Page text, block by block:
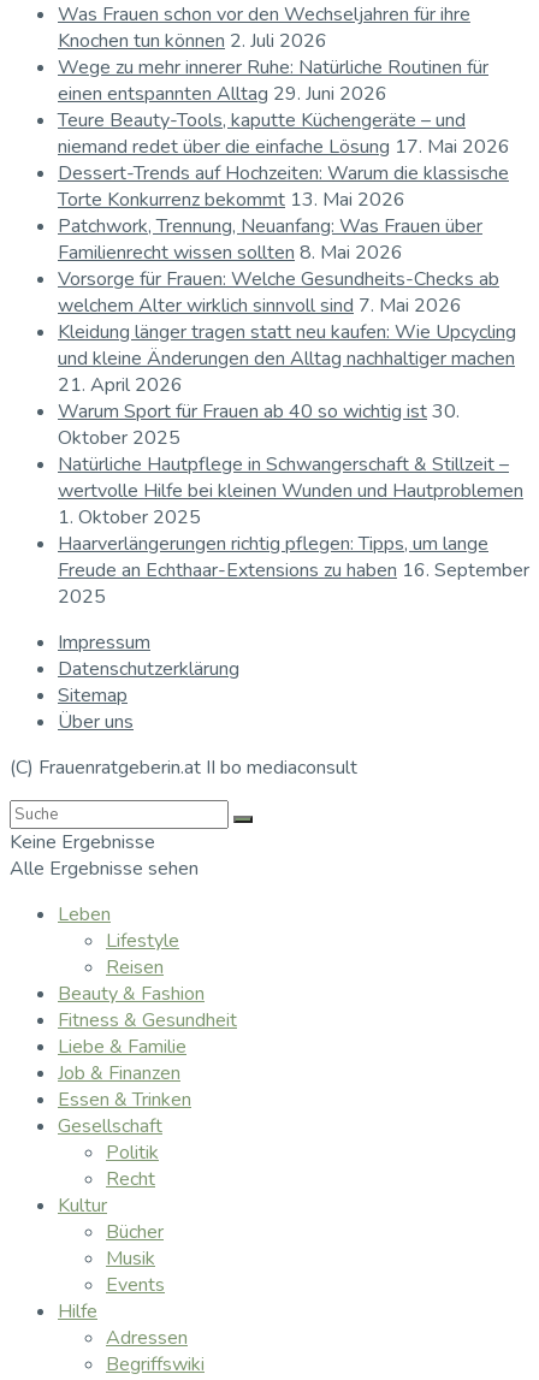
Was Frauen schon vor den Wechseljahren für ihre
Knochen tun können 2. Juli 2026
Wege zu mehr innerer Ruhe: Natürliche Routinen für
einen entspannten Alltag 29. Juni 2026
Teure Beauty-Tools, kaputte Küchengeräte – und
niemand redet über die einfache Lösung 17. Mai 2026
Dessert-Trends auf Hochzeiten: Warum die klassische
Torte Konkurrenz bekommt 13. Mai 2026
Patchwork, Trennung, Neuanfang: Was Frauen über
Familienrecht wissen sollten 8. Mai 2026
Vorsorge für Frauen: Welche Gesundheits-Checks ab
welchem Alter wirklich sinnvoll sind 7. Mai 2026
Kleidung länger tragen statt neu kaufen: Wie Upcycling
und kleine Änderungen den Alltag nachhaltiger machen
21. April 2026
Warum Sport für Frauen ab 40 so wichtig ist30.
Oktober 2025
Natürliche Hautpflege in Schwangerschaft & Stillzeit –
wertvolle Hilfe bei kleinen Wunden und Hautproblemen
1. Oktober 2025
Haarverlängerungen richtig pflegen: Tipps, um lange
Freude an Echthaar-Extensions zu haben 16. September
2025
Impressum
Datenschutzerklärung
Sitemap
Über uns
(C) Frauenratgeberin.at II bo mediaconsult
Keine Ergebnisse
Alle Ergebnisse sehen
Leben
Lifestyle
Reisen
Beauty & Fashion
Fitness & Gesundheit
Liebe & Familie
Job & Finanzen
Essen & Trinken
Gesellschaft
Politik
Recht
Kultur
Bücher
Musik
Events
Hilfe
Adressen
Begriffswiki